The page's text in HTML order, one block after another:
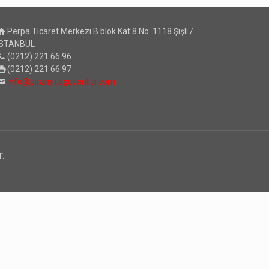
Perpa Ticaret Merkezi B blok Kat:8 No: 1118 Şişli /
(0212) 221 66 96
(0212) 221 66 97
info@piramitisguvenligi.com